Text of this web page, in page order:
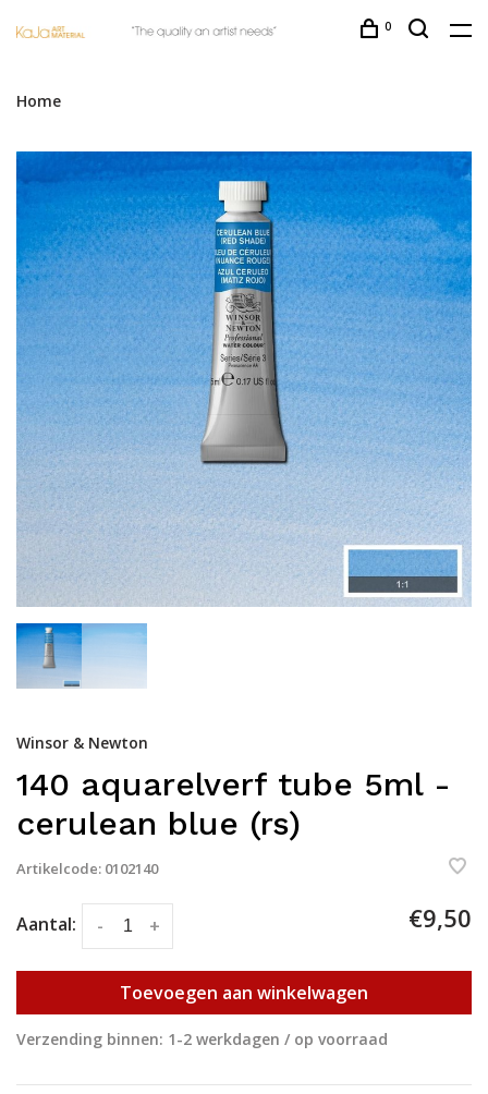
0
Home
Winsor & Newton
140 aquarelverf tube 5ml -
cerulean blue (rs)
Artikelcode: 0102140
Aantal: +
- €9,50
Toevoegen aan winkelwagen
Verzending binnen: 1-2 werkdagen / op voorraad